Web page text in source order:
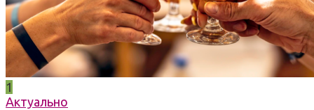
1
Актуально